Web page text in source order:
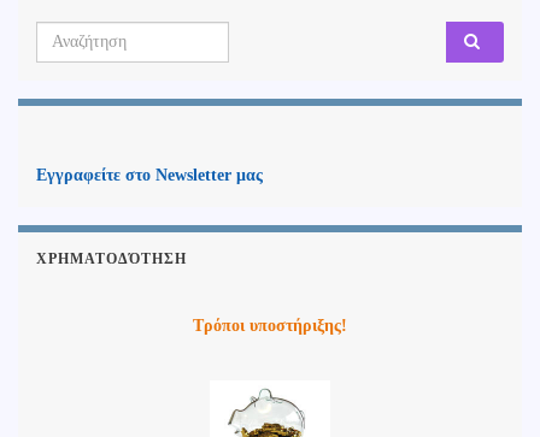
Search for:
Εγγραφείτε στο Newsletter μας
ΧΡΗΜΑΤΟΔΌΤΗΣΗ
Τρόποι υποστήριξης!